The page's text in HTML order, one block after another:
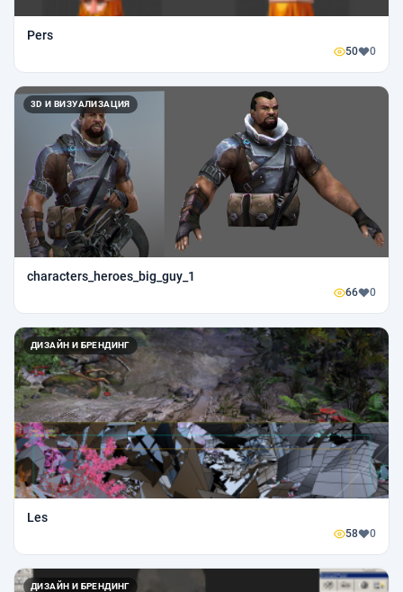
Pers
50 0
3D И ВИЗУАЛИЗАЦИЯ
characters_heroes_big_guy_1
66 0
ДИЗАЙН И БРЕНДИНГ
Les
58 0
ДИЗАЙН И БРЕНДИНГ